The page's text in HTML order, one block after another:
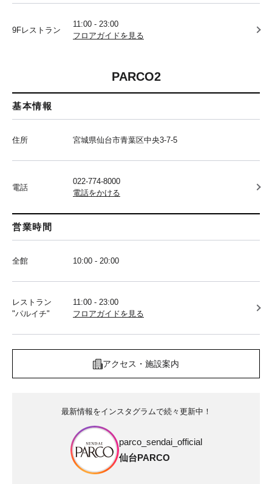
9Fレストラン
11:00 - 23:00
フロアガイドを見る
PARCO2
基本情報
住所 宮城県仙台市青葉区中央3-7-5
電話
022-774-8000
電話をかける
営業時間
全館 10:00 - 20:00
レストラン
"パルイチ"
11:00 - 23:00
フロアガイドを見る
アクセス・施設案内
最新情報をインスタグラムで続々更新中！
parco_sendai_official
仙台PARCO